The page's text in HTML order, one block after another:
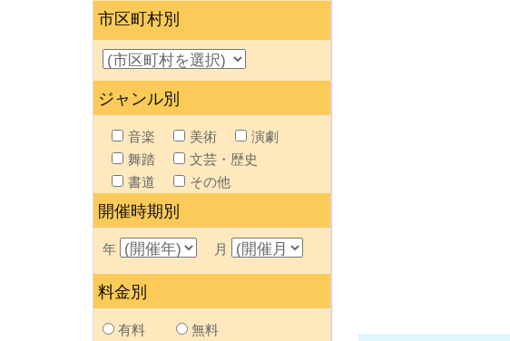
市区町村別
ジャンル別
音楽 美術
演劇
舞踏
文芸・歴史
書道
その他
開催時期別
年 月
料金別
有料 無料